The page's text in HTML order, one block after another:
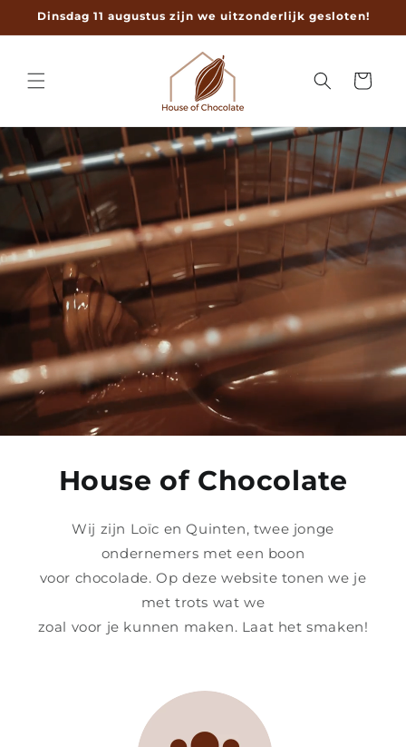
naar de
content
Dinsdag 11 augustus zijn we uitzonderlijk gesloten!
House of Chocolate
Wij zijn Loïc en Quinten, twee jonge
ondernemers met een boon
voor chocolade. Op deze website tonen we je
met trots wat we
zoal voor je kunnen maken. Laat het smaken!